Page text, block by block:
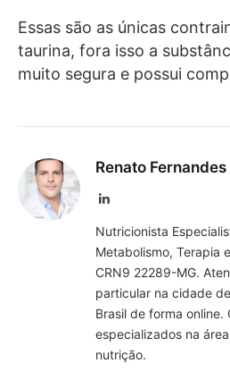
Essas são as únicas
taurina, fora isso a
muito segura e possui
Renato Fernandes
LinkedIn
Nutricionista
Metabolismo, Terapia
CRN9 22289-MG.
particular na cidade
Brasil de forma
especializados na
nutrição.